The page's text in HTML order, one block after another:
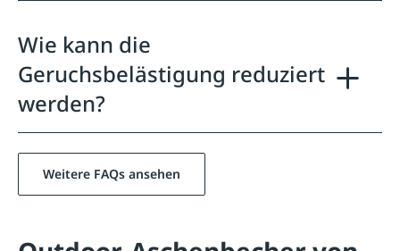
Wie kann die
Geruchsbelästigung reduziert
werden?
Weitere FAQs ansehen